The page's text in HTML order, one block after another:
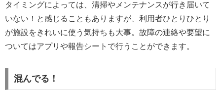
タイミングによっては、清掃やメンテナンスが行き届いて
いない！と感じることもありますが、利用者ひとりひとり
が施設をきれいに使う気持ちも大事。故障の連絡や要望に
ついてはアプリや報告シートで行うことができます。
混んでる！